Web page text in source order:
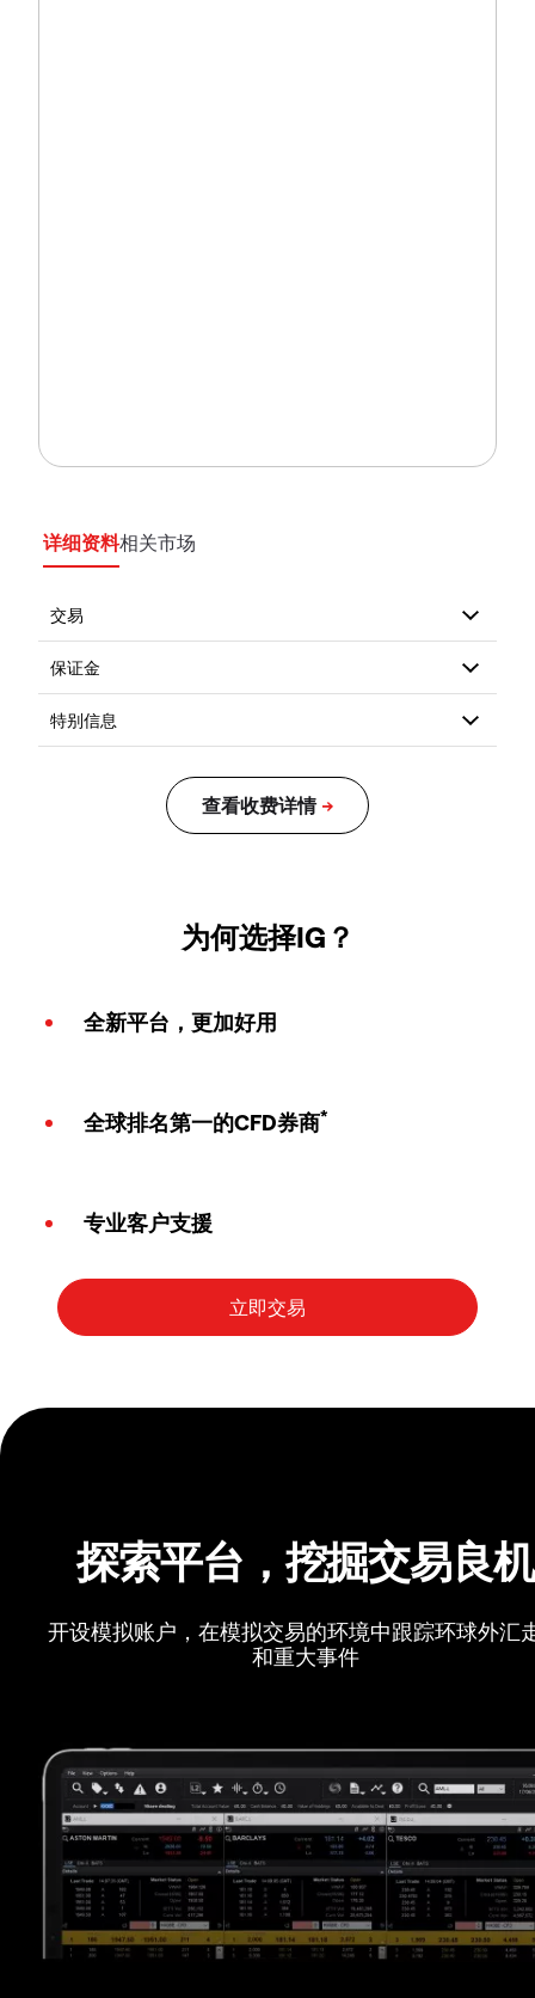
详细资料相关市场
为何选择IG？
全新平台，更加好用
全球排名第一的CFD券商*
专业客户支援
探索平台，挖掘交易良机
开设模拟账户，在模拟交易的环境中跟踪环球外汇
和重大事件